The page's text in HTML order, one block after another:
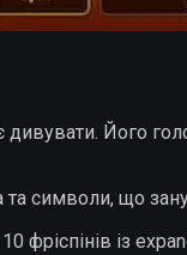
дивувати. Його
та символи, що
фріспінів із